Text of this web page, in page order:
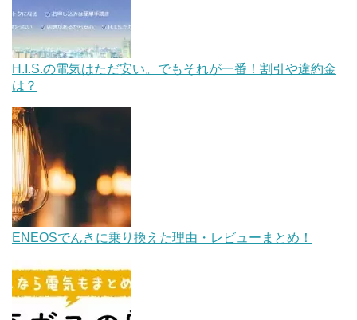
H.I.S.の電気はただ安い。でもそれが一番！割引や違約金
は？
ENEOSでんきに乗り換えた理由・レビューまとめ！